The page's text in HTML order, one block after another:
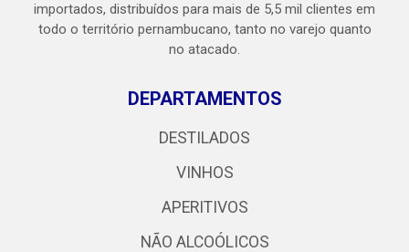
importados, distribuídos para mais de 5,5 mil clientes em
todo o território pernambucano, tanto no varejo quanto
no atacado.
DEPARTAMENTOS
DESTILADOS
VINHOS
APERITIVOS
NÃO ALCOÓLICOS